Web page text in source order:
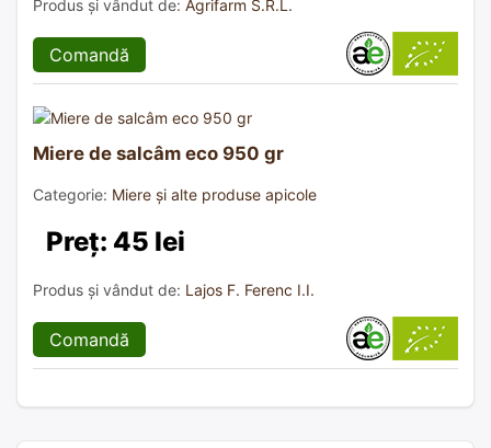
Produs și vândut de: Agrifarm S.R.L.
Comandă
Miere de salcâm eco 950 gr
Categorie: Miere și alte produse apicole
Preț: 45 lei
Produs și vândut de: Lajos F. Ferenc I.I.
Comandă